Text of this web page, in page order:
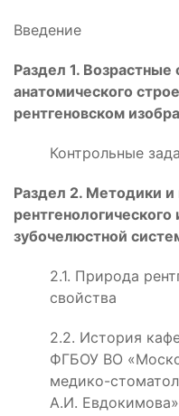
Введение
Раздел 1. Возрастные
анатомического
рентгеновском
Контрольные
Раздел 2. Методики и
зубочелюстной
2.1. Природа
свойства
2.2. История
ФГБОУ ВО
медико-
А.И.